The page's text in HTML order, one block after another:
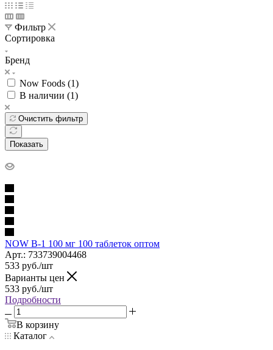
Фильтр
Сортировка
Бренд
Now Foods (1)
В наличии (1)
Очистить фильтр
Показать
NOW B-1 100 мг 100 таблеток оптом
Арт.: 733739004468
533 руб./шт
Варианты цен
533 руб./шт
Подробности
В корзину
Каталог